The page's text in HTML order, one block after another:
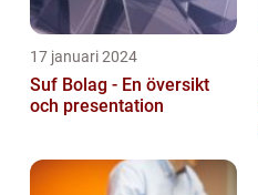
17 januari 2024
Suf Bolag - En översikt
och presentation